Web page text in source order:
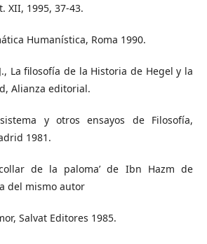
XII, 1995, 37-43.
Humanística, Roma 1990.
J., La filosofía de la Historia de Hegel y la
Alianza editorial.
y otros ensayos de Filosofía,
1981.
de la paloma’ de Ibn Hazm de
del mismo autor
Salvat Editores 1985.